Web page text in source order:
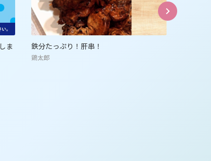
神戸土産
ゴンチャロフ